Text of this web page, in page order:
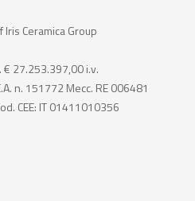
Ceramica Group
€ 27.253.397,00 i.v.
n. 151772 Mecc. RE 006481
CEE: IT 01411010356